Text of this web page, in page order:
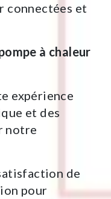
connectées et
à chaleur
expérience
et des
notre
de
pour